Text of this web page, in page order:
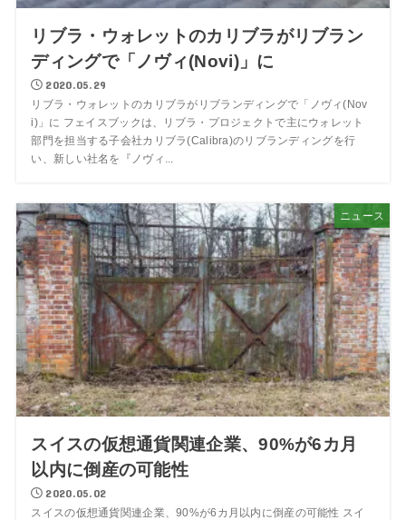
リブラ・ウォレットのカリブラがリブラン
ディングで「ノヴィ(Novi)」に
2020.05.29
リブラ・ウォレットのカリブラがリブランディングで「ノヴィ(Nov
i)」に フェイスブックは、リブラ・プロジェクトで主にウォレット
部門を担当する子会社カリブラ(Calibra)のリブランディングを行
い、新しい社名を『ノヴィ...
ニュース
スイスの仮想通貨関連企業、90%が6カ月
以内に倒産の可能性
2020.05.02
スイスの仮想通貨関連企業、90%が6カ月以内に倒産の可能性 スイ